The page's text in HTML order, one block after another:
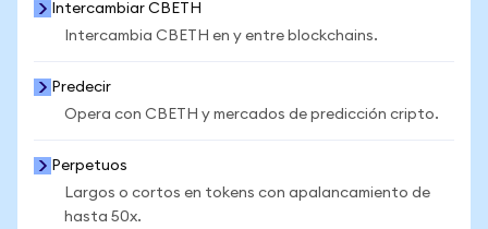
Intercambiar CBETH
Intercambia CBETH en y entre blockchains.
Predecir
Opera con CBETH y mercados de predicción cripto.
Perpetuos
Largos o cortos en tokens con apalancamiento de
hasta 50x.